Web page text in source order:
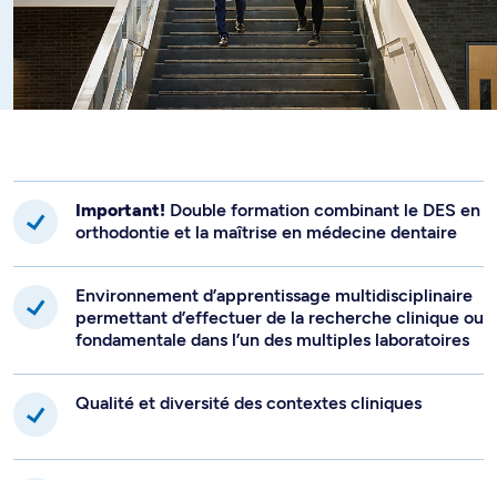
Important! Double formation combinant le DES en
orthodontie et la maîtrise en médecine dentaire
Environnement d’apprentissage multidisciplinaire
permettant d’effectuer de la recherche clinique ou
fondamentale dans l’un des multiples laboratoires
Qualité et diversité des contextes cliniques